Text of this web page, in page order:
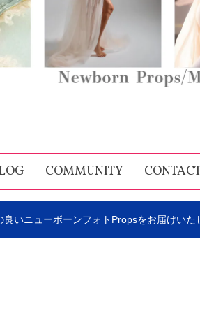
COMMUNITY
いニューボーンフォトPropsをお届けいた